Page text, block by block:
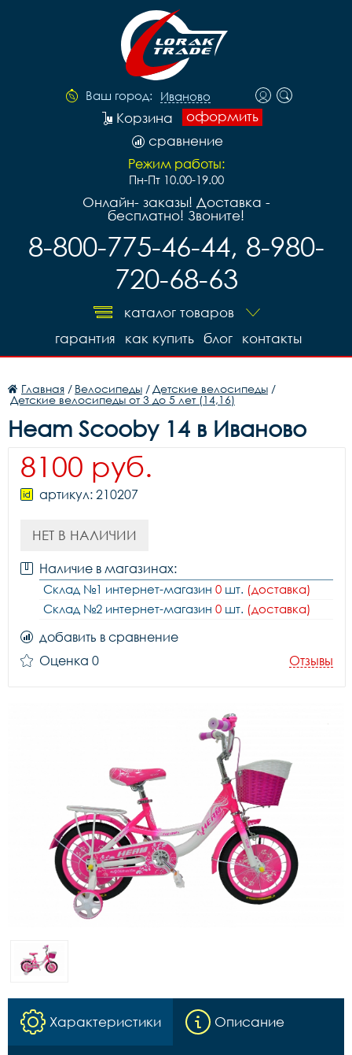
Ваш город: Иваново
оформить
Корзина
сравнение
Режим работы:
Пн-Пт 10.00-19.00
Онлайн- заказы! Доставка -
бесплатно! Звоните!
8-800-775-46-44, 8-980-
720-68-63
каталог товаров
контакты
блог
как купить
гарантия
Главная / Велосипеды / Детские велосипеды /
Детские велосипеды от 3 до 5 лет (14,16)
Heam Scooby 14 в Иваново
8100 руб.
артикул: 210207
НЕТ В НАЛИЧИИ
Наличие в магазинах:
Склад №1 интернет-магазин 0 шт. (доставка)
Склад №2 интернет-магазин 0 шт. (доставка)
добавить в сравнение
Оценка 0
Отзывы
Характеристики Описание